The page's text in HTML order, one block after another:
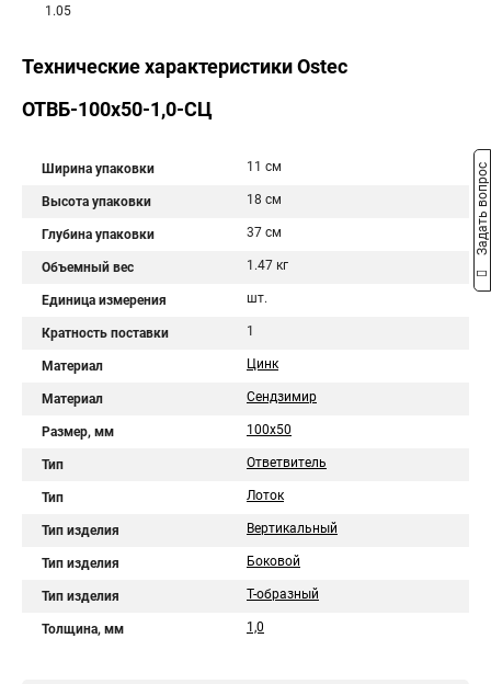
1.05
Технические характеристики Ostec
ОТВБ-100х50-1,0-СЦ
Ширина упаковки 11 см
Высота упаковки 18 см
Глубина упаковки 37 см
Объемный вес 1.47 кг
Единица измерения шт.
Кратность поставки 1
Материал Цинк
Материал Сендзимир
Размер, мм 100х50
Тип Ответвитель
Тип Лоток
Тип изделия Вертикальный
Тип изделия Боковой
Тип изделия Т-образный
Толщина, мм 1,0
Задать вопрос